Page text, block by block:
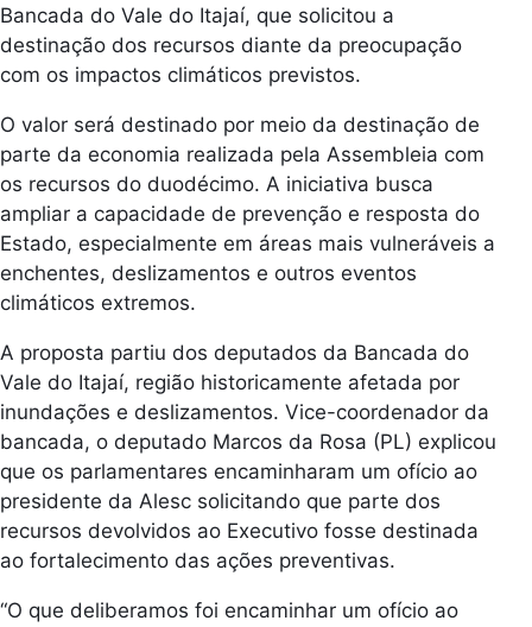
Bancada do Vale do Itajaí, que solicitou a
destinação dos recursos diante da preocupação
com os impactos climáticos previstos.
O valor será destinado por meio da destinação de
parte da economia realizada pela Assembleia com
os recursos do duodécimo. A iniciativa busca
ampliar a capacidade de prevenção e resposta do
Estado, especialmente em áreas mais vulneráveis a
enchentes, deslizamentos e outros eventos
climáticos extremos.
A proposta partiu dos deputados da Bancada do
Vale do Itajaí, região historicamente afetada por
inundações e deslizamentos. Vice-coordenador da
bancada, o deputado Marcos da Rosa (PL) explicou
que os parlamentares encaminharam um ofício ao
presidente da Alesc solicitando que parte dos
recursos devolvidos ao Executivo fosse destinada
ao fortalecimento das ações preventivas.
“O que deliberamos foi encaminhar um ofício ao